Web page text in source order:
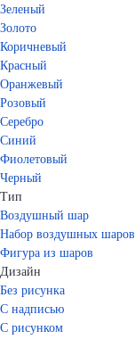
Зеленый
Золото
Коричневый
Красный
Оранжевый
Розовый
Серебро
Синий
Фиолетовый
Черный
Тип
Воздушный шар
Набор воздушных шаров
Фигура из шаров
Дизайн
Без рисунка
С надписью
С рисунком